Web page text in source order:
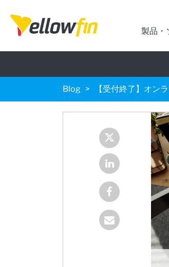
製品・
Blog 【受付終了】オン